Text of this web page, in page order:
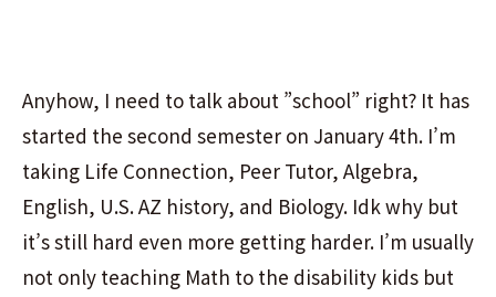
Anyhow, I need to talk about ”school” right? It has
started the second semester on January 4th. I’m
taking Life Connection, Peer Tutor, Algebra,
English, U.S. AZ history, and Biology. Idk why but
it’s still hard even more getting harder. I’m usually
not only teaching Math to the disability kids but